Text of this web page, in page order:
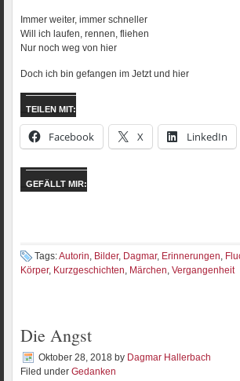
Immer weiter, immer schneller
Will ich laufen, rennen, fliehen
Nur noch weg von hier
Doch ich bin gefangen im Jetzt und hier
TEILEN MIT:
Facebook X LinkedIn
GEFÄLLT MIR:
Tags:Autorin, Bilder, Dagmar, Erinnerungen,
Körper, Kurzgeschichten, Märchen, Vergangenheit
Die Angst
Oktober 28, 2018 by Dagmar Hallerbach
Filed under Gedanken